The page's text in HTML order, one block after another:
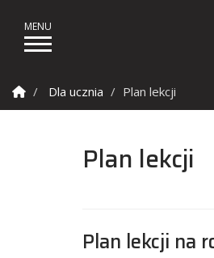
Strona Główna
Dla ucznia Plan lekcji
Plan lekcji
Plan lekcji na